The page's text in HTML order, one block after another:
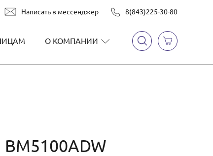
Написать в мессенджер 8(843)225-30-80
О КОМПАНИИ